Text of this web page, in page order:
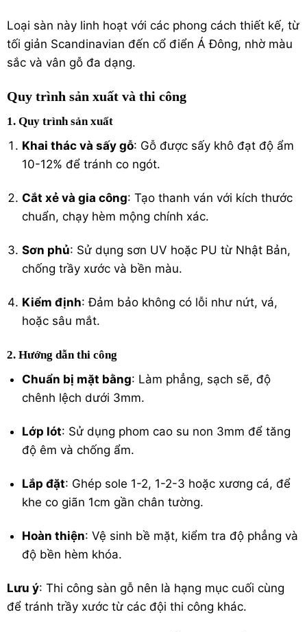
Loại sàn này linh hoạt với các phong cách thiết kế, từ
tối giản Scandinavian đến cổ điển Á Đông, nhờ màu
sắc và vân gỗ đa dạng.
Quy trình sản xuất và thi công
1. Quy trình sản xuất
Khai thác và sấy gỗ: Gỗ được sấy khô đạt độ ẩm
10-12% để tránh co ngót.
Cắt xẻ và gia công: Tạo thanh ván với kích thước
chuẩn, chạy hèm mộng chính xác.
Sơn phủ: Sử dụng sơn UV hoặc PU từ Nhật Bản,
chống trầy xước và bền màu.
Kiểm định: Đảm bảo không có lỗi như nứt, vá,
hoặc sâu mắt.
2. Hướng dẫn thi công
Chuẩn bị mặt bằng: Làm phẳng, sạch sẽ, độ
chênh lệch dưới 3mm.
Lớp lót: Sử dụng phom cao su non 3mm để tăng
độ êm và chống ẩm.
Lắp đặt: Ghép sole 1-2, 1-2-3 hoặc xương cá, để
khe co giãn 1cm gần chân tường.
Hoàn thiện: Vệ sinh bề mặt, kiểm tra độ phẳng và
độ bền hèm khóa.
Lưu ý: Thi công sàn gỗ nên là hạng mục cuối cùng
để tránh trầy xước từ các đội thi công khác.